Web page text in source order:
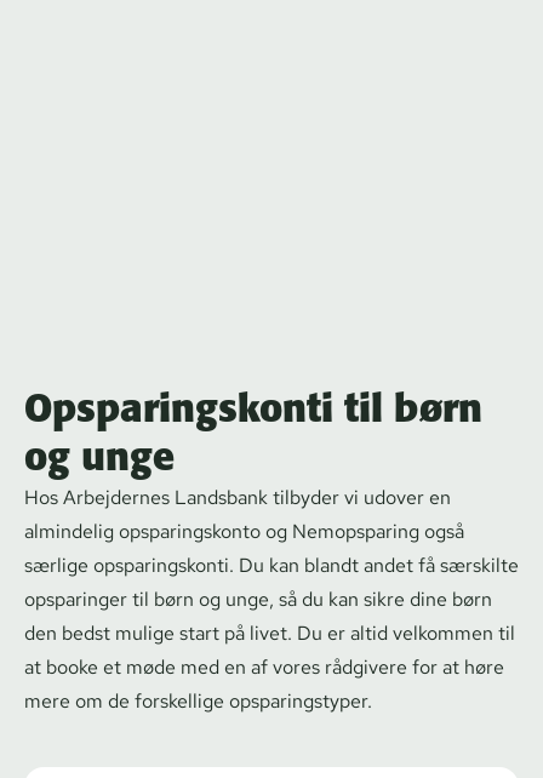
Opsparingskonti til børn
og unge
Hos Arbejdernes Landsbank tilbyder vi udover en
almindelig op­spa­rings­kon­to og Nemopsparing også
særlige op­spa­rings­kon­ti. Du kan blandt andet få særskilte
opsparinger til børn og unge, så du kan sikre dine børn
den bedst mulige start på livet. Du er altid velkommen til
at booke et møde med en af vores rådgivere for at høre
mere om de forskellige op­spa­rings­ty­per.